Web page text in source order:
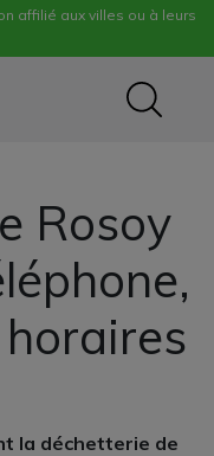
affilié aux villes ou à leurs
Rosoy
la déchetterie de